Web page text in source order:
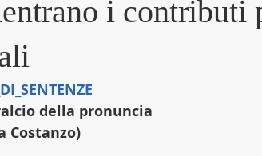
i contributi
della pronuncia
Costanzo)